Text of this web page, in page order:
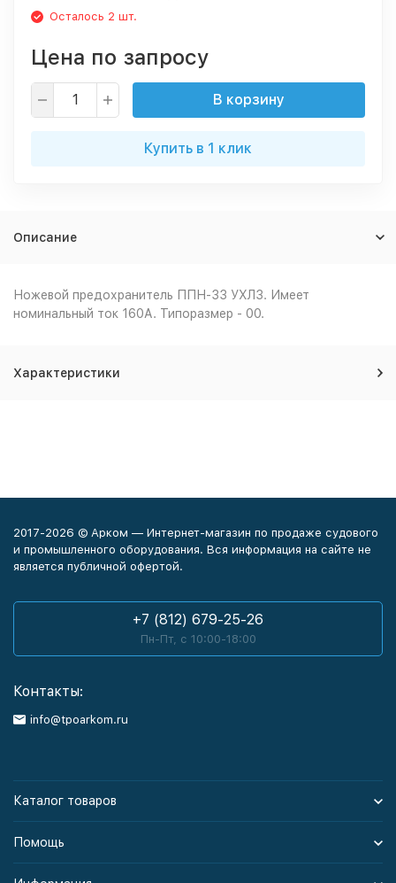
Осталось 2 шт.
Цена по запросу
В корзину
Купить в 1 клик
Описание
Ножевой предохранитель ППН-33 УХЛ3. Имеет
номинальный ток 160А. Типоразмер - 00.
Характеристики
2017-2026 © Арком — Интернет-магазин по продаже судового
и промышленного оборудования. Вся информация на сайте не
является публичной офертой.
+7 (812) 679-25-26
Пн-Пт, с 10:00-18:00
Контакты:
info@tpoarkom.ru
Каталог товаров
Помощь